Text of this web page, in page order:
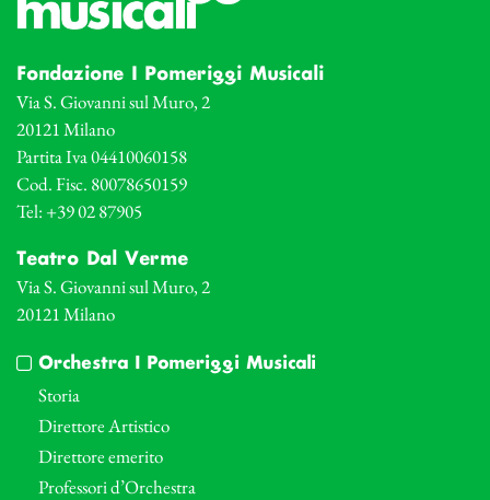
Fondazione I Pomeriggi Musicali
Via S. Giovanni sul Muro, 2
20121 Milano
Partita Iva 04410060158
Cod. Fisc. 80078650159
Tel: +39 02 87905
Teatro Dal Verme
Via S. Giovanni sul Muro, 2
20121 Milano
Orchestra I Pomeriggi Musicali
Storia
Direttore Artistico
Direttore emerito
Professori d’Orchestra